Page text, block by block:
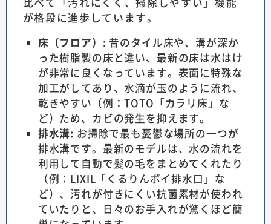
が格段に進歩しています。
床（フロア）: 昔のタイル床や、溝が深か
った樹脂製の床と違い、最新の床は水はけ
が非常に良くなっています。表面に特殊な
加工がしてあり、水滴が玉のように流れ、
乾きやすい（例：TOTO「カラリ床」な
ど）ため、カビの発生を抑えます。
排水溝: お掃除で最も憂鬱な場所の一つが
排水溝です。最新のモデルは、水の流れを
利用して自動で髪の毛をまとめてくれたり
（例：LIXIL「くるりんポイ排水口」な
ど）、汚れが付きにくい抗菌素材が使われ
ていたりと、日々のお手入れが驚くほど簡